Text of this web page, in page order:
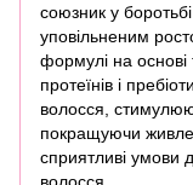
союзник у
уповільненим
формулі на основі
протеїнів і
волосся,
покращуючи
сприятливі умови
волосся.